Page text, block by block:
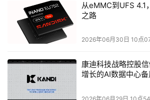
5.8GB/s。2025 年发布的UFS4.1，进
随机访问、提高能效
，面向包括车载系统
体验。
闪迪发布旗下首款UFS 4.1车规级嵌入式存
2025 年，闪迪推出了
入式闪存驱动器
，这 是闪迪旗下首款采用
从eMMC到UFS 4.1
之路
2026年06月30日 10点
康迪科技战略控股
增长的AI数据中心